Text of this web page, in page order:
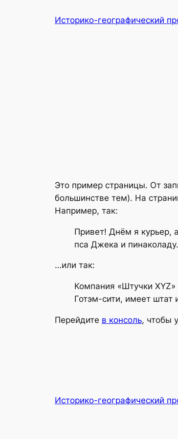
Историко-географический
Это пример страницы. От
большинстве тем). На
Например, так:
Привет! Днём я
пса Джека и
…или так:
Компания «Штучки
Готэм-сити, имеет штат
Перейдите в консоль, чтобы
Историко-географический